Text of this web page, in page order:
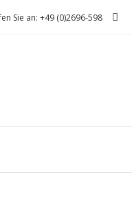
Sie an: +49 (0)2696-598